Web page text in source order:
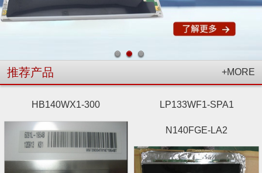
推荐产品 +MORE
HB140WX1-300 LP133WF1-SPA1
N140FGE-LA2